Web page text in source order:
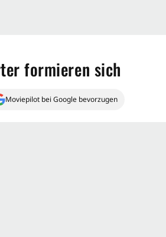
formieren sich
Moviepilot bei Google bevorzugen